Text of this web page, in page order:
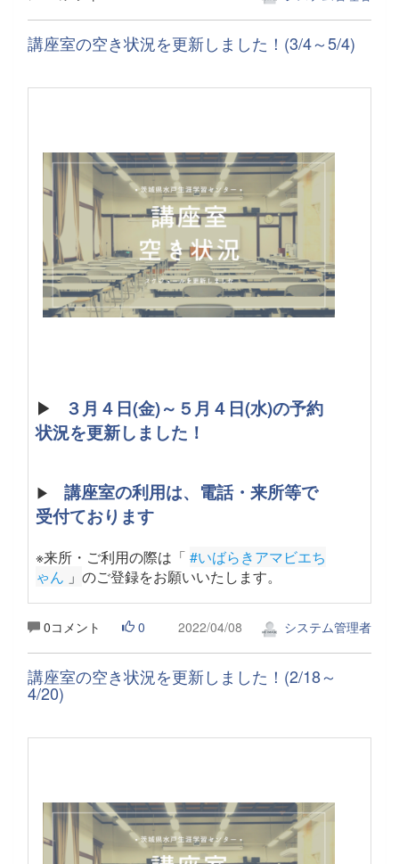
講座室の空き状況を更新しました！(3/4～5/4)
▶
３月４日(金)～５月４日(水)の予約
状況を更新しました！
▶ 講座室の利用は、電話・来所等で
受付ております
※来所・ご利用の際は「 #いばらきアマビエち
ゃん 」 のご登録をお願いいたします。
0コメント 0 2022/04/08 システム管理者
講座室の空き状況を更新しました！(2/18～
4/20)